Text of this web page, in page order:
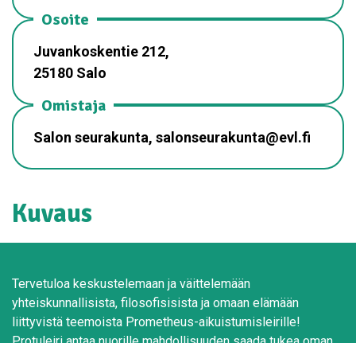
Osoite
Juvankoskentie 212,
25180 Salo
Omistaja
Salon seurakunta, salonseurakunta@evl.fi
Kuvaus
Tervetuloa keskustelemaan ja väittelemään
yhteiskunnallisista, filosofisisista ja omaan elämään
liittyvistä teemoista Prometheus-aikuistumisleirille!